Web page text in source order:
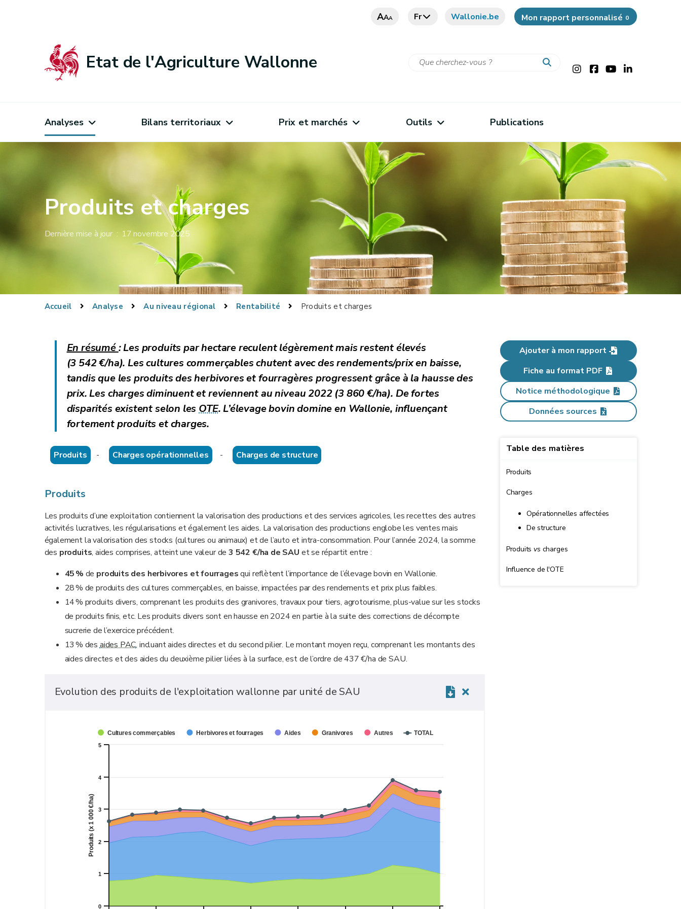
AAA Fr Wallonie.be Mon rapport personnalisé 0
Etat de l'Agriculture Wallonne
Analyses Bilans territoriaux Prix et marchés Outils Publications
Produits et charges
Dernière mise à jour : 17 novembre 2025
Accueil Analyse Au niveau régional Rentabilité Produits et charges
En résumé:Les produits par hectare reculent légèrement mais restent élevés
(3 542 €/ha). Les cultures commerçables chutent avec des rendements/prix en baisse,
tandis que les produits des herbivores et fourragères progressent grâce à la hausse des
prix. Les charges diminuent et reviennent au niveau 2022 (3 860 €/ha). De fortes
disparités existent selon les OTE. L’élevage bovin domine en Wallonie, influençant
fortement produits et charges.
Produits - Charges opérationnelles - Charges de structure
Produits
Les produits d’une exploitation contiennent la valorisation des productions et des services agricoles, les recettes des autres
activités lucratives, les régularisations et également les aides. La valorisation des productions englobe les ventes mais
également la valorisation des stocks (cultures ou animaux) et de l’auto et intra-consommation. Pour l’année 2024, la somme
des produits, aides comprises, atteint une valeur de 3 542 €/ha de SAU et se répartit entre :
45 % de produits des herbivores et fourragesqui reflètent l’importance de l’élevage bovin en Wallonie.
28 % de produits des cultures commerçables, en baisse, impactées par des rendements et prix plus faibles.
14 % produits divers, comprenant les produits des granivores, travaux pour tiers, agrotourisme, plus-value sur les stocks
de produits finis, etc. Les produits divers sont en hausse en 2024 en partie à la suite des corrections de décompte
sucrerie de l’exercice précédent.
13 % desaides PAC, incluant aides directes et du second pilier. Le montant moyen reçu, comprenant les montants des
aides directes et des aides du deuxième pilier liées à la surface, est de l’ordre de 437 €/ha de SAU.
Evolution des produits de l'exploitation wallonne par unité de SAU
Produits (x 1 000 €/ha)
Cultures commerçables Herbivores et fourrages Aides Granivores Autres TOTAL
0
1
2
3
4
5
Ajouter à mon rapport
Fiche au format PDF
Notice méthodologique
Données sources
Table des matières
Produits
Charges
Opérationnelles affectées
De structure
Produitsvs charges
Influence de l'OTE